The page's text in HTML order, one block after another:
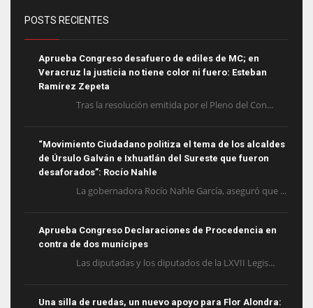
POSTS RECIENTES
Aprueba Congreso desafuero de ediles de MC; en
Veracruz la justicia no tiene color ni fuero: Esteban
Ramírez Zepeta
Tras la resolución emitida por el Pleno del Con...
“Movimiento Ciudadano politiza el tema de los alcaldes
de Úrsulo Galván e Ixhuatlán del Sureste que fueron
desaforados”: Rocío Nahle
La gobernadora Rocío Nahle García, aseguró que ...
Aprueba Congreso Declaraciones de Procedencia en
contra de dos munícipes
Las diputadas y los diputados de la LXVII Legis...
Una silla de ruedas, un nuevo apoyo para Flor Alondra: